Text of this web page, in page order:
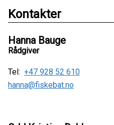
Kontakter
Hanna Bauge
Rådgiver
Tel: +47 928 52 610
hanna@fiskebat.no